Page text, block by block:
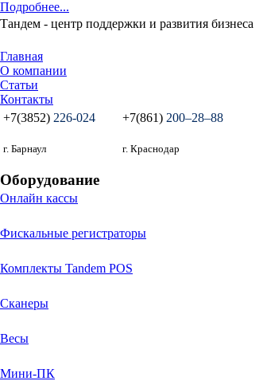
Подробнее...
Тандем - центр поддержки и развития бизнеса
Главная
О компании
Статьи
Контакты
+7(3852) 226-024
г. Барнаул
+7(861) 200‒28‒88
г. Краснодар
Оборудование
Онлайн кассы
Фискальные регистраторы
Комплекты Tandem POS
Сканеры
Весы
Мини-ПК